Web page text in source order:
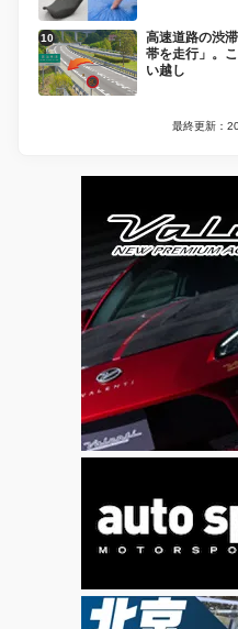
高速道路の渋
帯を走行」。
い越し
最終更新：